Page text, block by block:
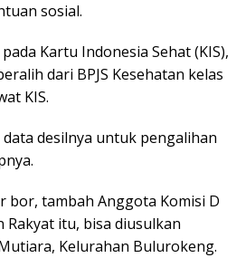
sosial.
Kartu Indonesia Sehat (KIS),
dari BPJS Kesehatan kelas
KIS.
data desilnya untuk pengalihan
bor, tambah Anggota Komisi D
Rakyat itu, bisa diusulkan
Kelurahan Bulurokeng.